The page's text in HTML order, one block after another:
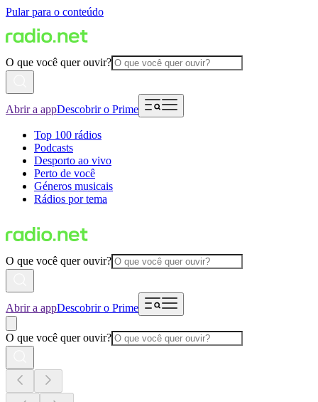
Pular para o conteúdo
O que você quer ouvir?
Abrir a appDescobrir o Prime
Top 100 rádios
Podcasts
Desporto ao vivo
Perto de você
Géneros musicais
Rádios por tema
O que você quer ouvir?
Abrir a appDescobrir o Prime
O que você quer ouvir?